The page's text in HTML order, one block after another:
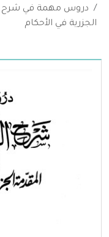
دروس مهمة في شرح
الجزرية في الأحكام